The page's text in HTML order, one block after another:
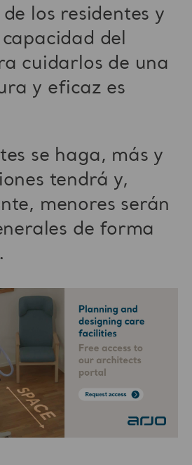
los residentes y
del
cuidarlos de una
y eficaz es
se haga, más y
tendrá y,
menores serán
de forma